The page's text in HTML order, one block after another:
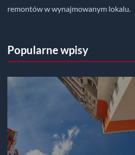
remontów w wynajmowanym lokalu.
Popularne wpisy